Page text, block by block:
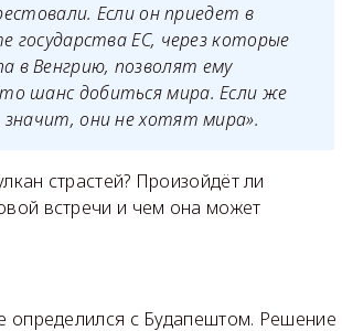
Если он приедет в
ЕС, через которые
в Венгрию, позволят ему
шанс добиться мира. Если же
они не хотят мира».
страстей? Произойдёт ли
встречи и чем она может
определился с Будапештом. Решение